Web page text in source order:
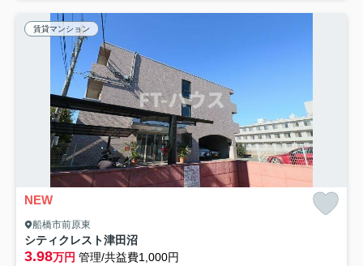
賃貸マンション
NEW
船橋市前原東
シティクレスト津田沼
3.98万円 管理/共益費1,000円